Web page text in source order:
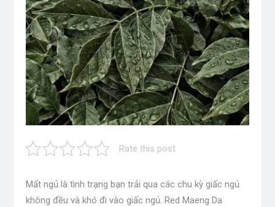
Rate this post
Mất ngủ là tình trạng bạn trải qua các chu kỳ giấc ngủ
không đều và khó đi vào giấc ngủ. Red Maeng Da